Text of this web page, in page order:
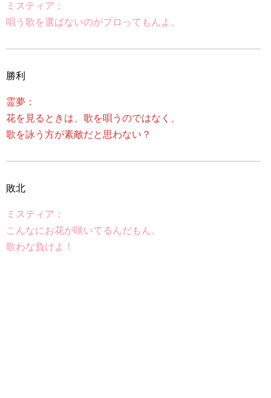
ミスティア：
唄う歌を選ばないのがプロってもんよ。
勝利
霊夢：
花を見るときは、歌を唄うのではなく、
歌を詠う方が素敵だと思わない？
敗北
ミスティア：
こんなにお花が咲いてるんだもん。
歌わな負けよ！